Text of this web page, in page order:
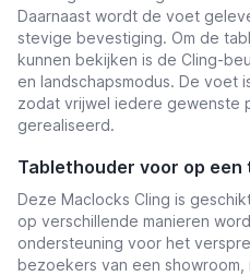
Daarnaast wordt de voet
stevige bevestiging. Om de
kunnen bekijken is de Cling-
en landschapsmodus. De voet
zodat vrijwel iedere gewenste
gerealiseerd.
Tablethouder voor op
Deze Maclocks Cling is
op verschillende manieren
ondersteuning voor het
bezoekers van een